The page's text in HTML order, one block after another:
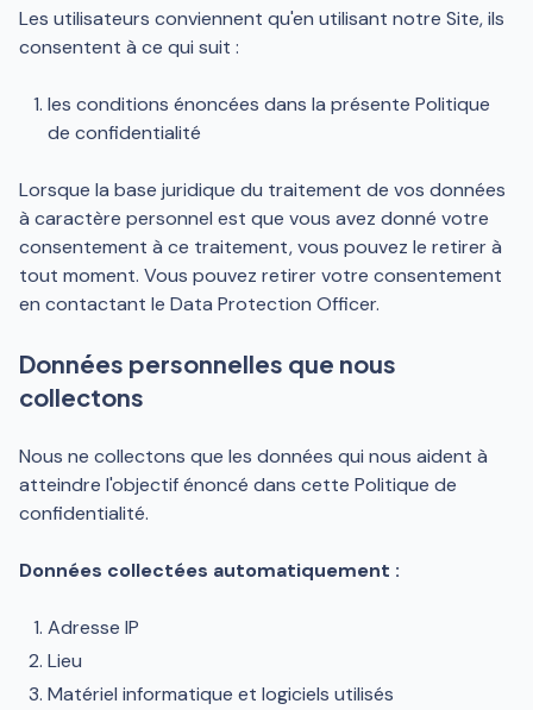
Les utilisateurs conviennent qu'en utilisant notre Site, ils
consentent à ce qui suit :
les conditions énoncées dans la présente Politique
de confidentialité
Lorsque la base juridique du traitement de vos données
à caractère personnel est que vous avez donné votre
consentement à ce traitement, vous pouvez le retirer à
tout moment. Vous pouvez retirer votre consentement
en contactant le Data Protection Officer.
Données personnelles que nous
collectons
Nous ne collectons que les données qui nous aident à
atteindre l'objectif énoncé dans cette Politique de
confidentialité.
Données collectées automatiquement :
Adresse IP
Lieu
Matériel informatique et logiciels utilisés